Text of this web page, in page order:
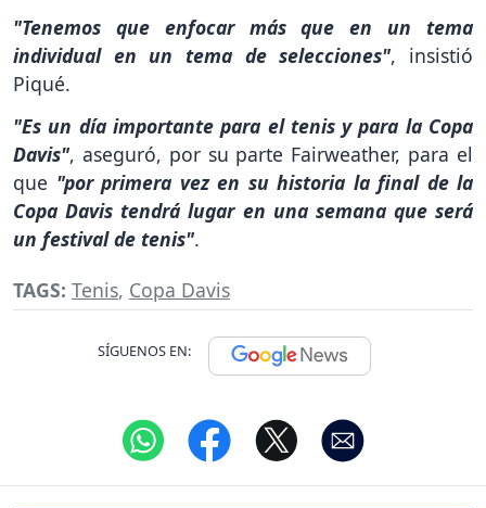
"Tenemos que enfocar más que en un tema
individual en un tema de selecciones", insistió
Piqué.
"Es un día importante para el tenis y para la Copa
Davis", aseguró, por su parte Fairweather, para el
que "por primera vez en su historia la final de la
Copa Davis tendrá lugar en una semana que será
un festival de tenis".
TAGS: Tenis, Copa Davis
SÍGUENOS EN: